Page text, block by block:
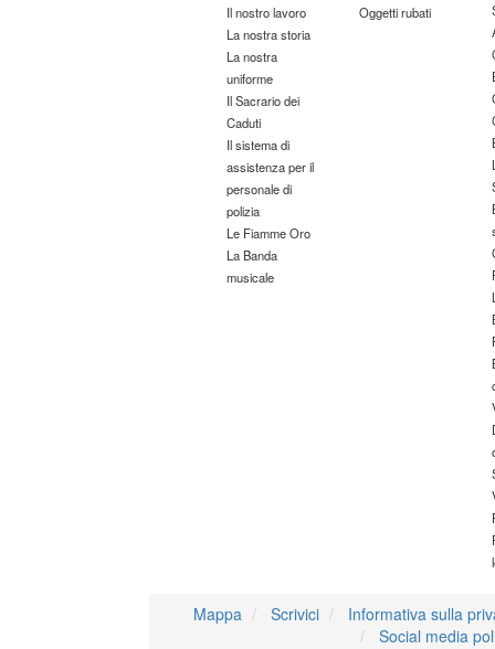
Il nostro lavoro
La nostra storia
La nostra
uniforme
Il Sacrario dei
Caduti
Il sistema di
assistenza per il
personale di
polizia
Le Fiamme Oro
La Banda
musicale
Oggetti rubati
Mappa Scrivici
Informativa sulla
Social media